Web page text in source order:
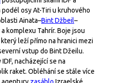
osy At-Tiri u kruhového
Ainata–Bint Džbeil–
komplexu Tahrír. Boje jsou
leží přímo na hranici mezi
vstup do Bint Džeilu.
nacházející se na
raket. Obléhání se stále více